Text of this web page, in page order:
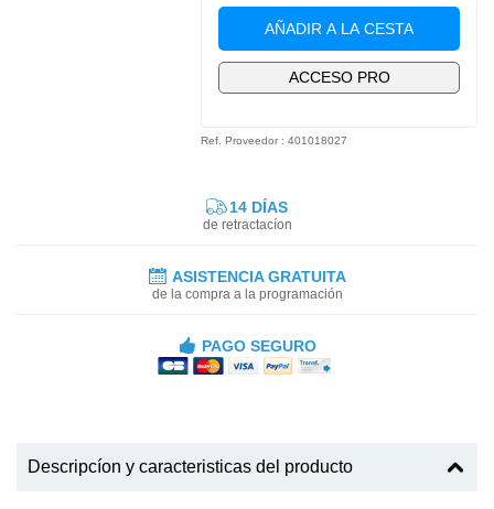
AÑADIR A LA CESTA
ACCESO PRO
Ref. Proveedor : 401018027
14 DÍAS
de retractacíon
ASISTENCIA GRATUITA
de la compra a la programación
PAGO SEGURO
Descripcíon y caracteristicas del producto